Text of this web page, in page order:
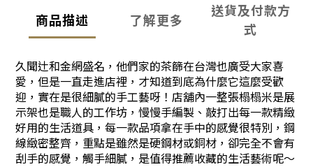
商品描述 了解更多
送貨及付款方
式
久聞辻和金網盛名，他們家的茶篩在台灣也廣受大家喜
愛，但是一直走進店裡，才知道到底為什麼它這麼受歡
迎，實在是很細膩的手工藝呀！店舖內一整張榻榻米是展
示架也是職人的工作坊，慢慢手編製、敲打出每一款精緻
好用的生活道具，每一款品項拿在手中的感覺很特別，鋼
線緻密整齊，重點是雖然是硬鋼材或銅材，卻完全不會有
刮手的感覺，觸手細膩，是值得推薦收藏的生活藝術呢～